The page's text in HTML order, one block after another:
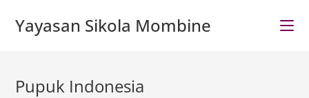
Yayasan Sikola Mombine
Pupuk Indonesia